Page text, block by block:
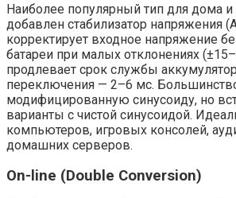
Наиболее популярный тип для дома и
добавлен стабилизатор напряжения
корректирует входное напряжение
батареи при малых отклонениях
продлевает срок службы
переключения — 2–6 мс.
модифицированную синусоиду, но
варианты с чистой синусоидой.
компьютеров, игровых консолей,
домашних серверов.
On-line (Double Conversion)